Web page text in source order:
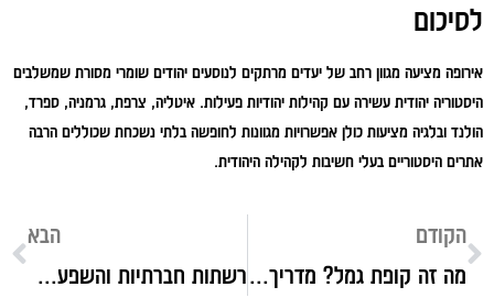
לסיכום
אירופה מציעה מגוון רחב של יעדים מרתקים לנוסעים יהודים שומרי מסורת שמשלבים
היסטוריה יהודית עשירה עם קהילות יהודיות פעילות. איטליה, צרפת, גרמניה, ספרד,
הולנד ובלגיה מציעות כולן אפשרויות מגוונות לחופשה בלתי נשכחת שכוללים הרבה
אתרים היסטוריים בעלי חשיבות לקהילה היהודית.
הקודם
מה זה קופת גמל? מדריך לסוגים, ליתרונות ולמשיכת הכספים
הבא
רשתות חברתיות והשפעתן על תחום קידום האתרים